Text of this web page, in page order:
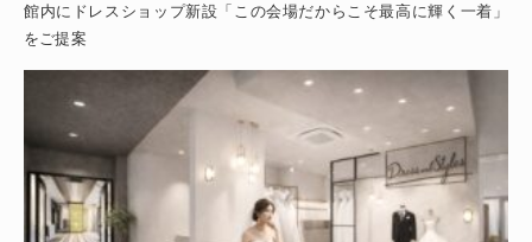
館内にドレスショップ新設「この会場だからこそ最高に輝く一着」
をご提案